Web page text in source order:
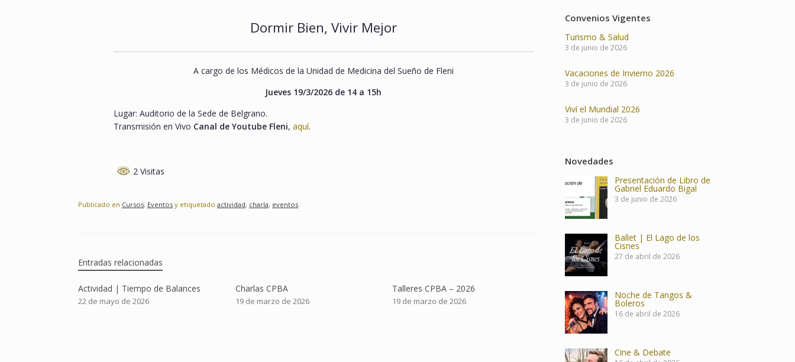
Dormir Bien, Vivir Mejor
A cargo de los Médicos de la Unidad de Medicina del Sueño de Fleni
Jueves 19/3/2026 de 14 a 15h
Lugar: Auditorio de la Sede de Belgrano.
Transmisión en Vivo Canal de Youtube Fleni, aquí.
2 Visitas
Publicado en Cursos, Eventos y etiquetado actividad, charla, eventos
Entradas relacionadas
Actividad | Tiempo de Balances
22 de mayo de 2026
Charlas CPBA
19 de marzo de 2026
Talleres CPBA – 2026
19 de marzo de 2026
Convenios Vigentes
Turismo & Salud
3 de junio de 2026
Vacaciones de Invierno 2026
3 de junio de 2026
Viví el Mundial 2026
3 de junio de 2026
Novedades
Presentación de Libro de
Gabriel Eduardo Bigal
3 de junio de 2026
Ballet | El Lago de los
Cisnes
27 de abril de 2026
Noche de Tangos &
Boleros
16 de abril de 2026
Cine & Debate